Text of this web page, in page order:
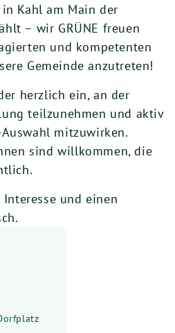
Kahl am Main der
– wir GRÜNE freuen
und kompetenten
Gemeinde anzutreten!
herzlich ein, an der
teilzunehmen und aktiv
mitzuwirken.
sind willkommen, die
und einen